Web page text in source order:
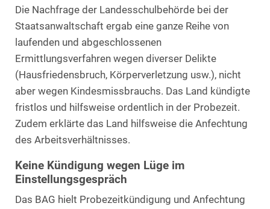
Die Nachfrage der Landesschulbehörde bei der
Staatsanwaltschaft ergab eine ganze Reihe von
laufenden und abgeschlossenen
Ermittlungsverfahren wegen diverser Delikte
(Hausfriedensbruch, Körperverletzung usw.), nicht
aber wegen Kindesmissbrauchs. Das Land kündigte
fristlos und hilfsweise ordentlich in der Probezeit.
Zudem erklärte das Land hilfsweise die Anfechtung
des Arbeitsverhältnisses.
Keine Kündigung wegen Lüge im
Einstellungsgespräch
Das BAG hielt Probezeitkündigung und Anfechtung